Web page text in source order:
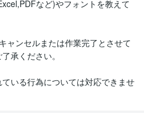
など)やフォントを教えて
ャンセルまたは作業完了とさせて
承ください。
いる行為については対応できませ